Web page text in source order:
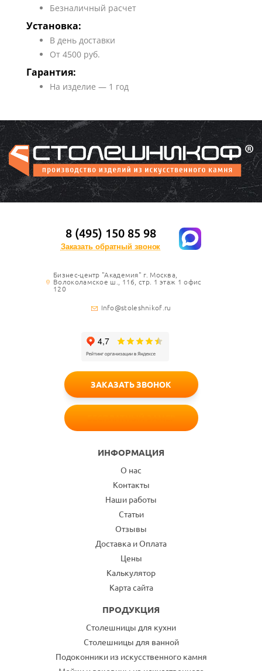
Безналичный расчет
Установка:
В день доставки
От 4500 руб.
Гарантия:
На изделие — 1 год
8 (495) 150 85 98
Заказать обратный звонок
Бизнес-центр "Академия" г. Москва,
Волоколамское ш., 116, стр. 1 этаж 1 офис
120
Info@stoleshnikof.ru
ИНФОРМАЦИЯ
О нас
Контакты
Наши работы
Статьи
Отзывы
Доставка и Оплата
Цены
Калькулятор
Карта сайта
ПРОДУКЦИЯ
Столешницы для кухни
Столешницы для ванной
Подоконники из искусственного камня
ЗАКАЗАТЬ ЗВОНОК